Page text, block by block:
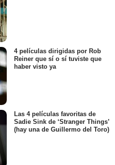
4 películas dirigidas por Rob
Reiner que sí o sí tuviste que
haber visto ya
Las 4 películas favoritas de
Sadie Sink de ‘Stranger Things’
(hay una de Guillermo del Toro)